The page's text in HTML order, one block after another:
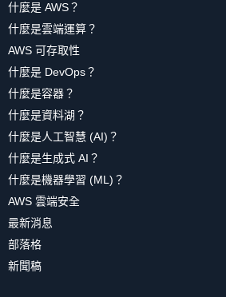
什麼是 AWS？
什麼是雲端運算？
AWS 可存取性
什麼是 DevOps？
什麼是容器？
什麼是資料湖？
什麼是人工智慧 (AI)？
什麼是生成式 AI？
什麼是機器學習 (ML)？
AWS 雲端安全
最新消息
部落格
新聞稿